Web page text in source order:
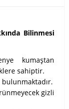
Bilinmesi
kumaştan
sahiptir.
bulunmaktadır.
gizli